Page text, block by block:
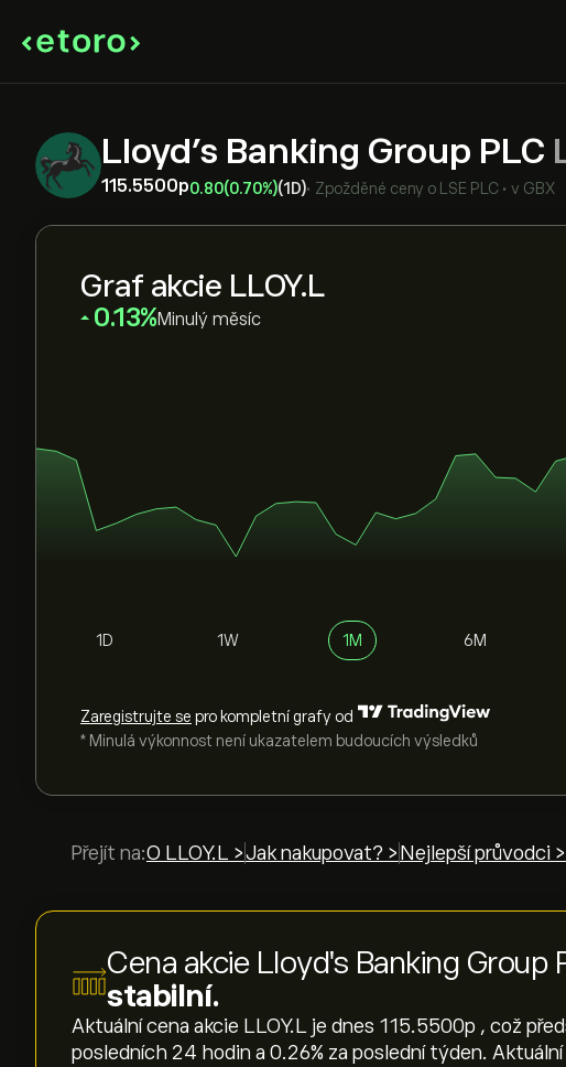
Lloyd's Banking Group PLC
115.5500‎p‎0.80(0.70%)(1D)• Zpožděné ceny o LSE PLC • v GBX
Graf akcie LLOY.L
‎0.13‎ Minulý měsíc
1D 1W 1M 6M
Zaregistrujte se pro kompletní grafy od
* Minulá výkonnost není ukazatelem budoucích výsledků
Přejít na:O LLOY.L >Jak nakupovat? > Nejlepší průvodci >
Cena akcie Lloyd's Banking Group
stabilní.
Aktuální cena akcie LLOY.L je dnes 115.5500‎p‎ , což
posledních 24 hodin a ‎0.26‎% za poslední týden.